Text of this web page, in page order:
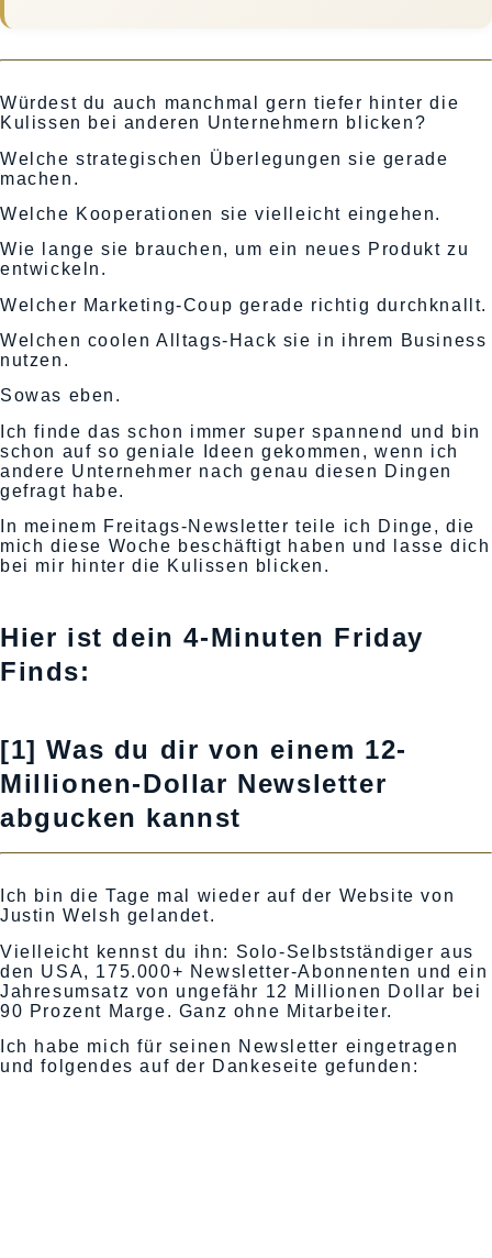
Würdest du auch manchmal gern tiefer hinter die
Kulissen bei anderen Unternehmern blicken?
Welche strategischen Überlegungen sie gerade
machen.
Welche Kooperationen sie vielleicht eingehen.
Wie lange sie brauchen, um ein neues Produkt zu
entwickeln.
Welcher Marketing-Coup gerade richtig durchknallt.
Welchen coolen Alltags-Hack sie in ihrem Business
nutzen.
Sowas eben.
Ich finde das schon immer super spannend und bin
schon auf so geniale Ideen gekommen, wenn ich
andere Unternehmer nach genau diesen Dingen
gefragt habe.
In meinem Freitags-Newsletter teile ich Dinge, die
mich diese Woche beschäftigt haben und lasse dich
bei mir hinter die Kulissen blicken.
Hier ist dein 4-Minuten Friday
Finds:
[1] Was du dir von einem 12-
Millionen-Dollar Newsletter
abgucken kannst
Ich bin die Tage mal wieder auf der Website von
Justin Welsh gelandet.
Vielleicht kennst du ihn: Solo-Selbstständiger aus
den USA, 175.000+ Newsletter-Abonnenten und ein
Jahresumsatz von ungefähr 12 Millionen Dollar bei
90 Prozent Marge. Ganz ohne Mitarbeiter.
Ich habe mich für seinen Newsletter eingetragen
und folgendes auf der Dankeseite gefunden: